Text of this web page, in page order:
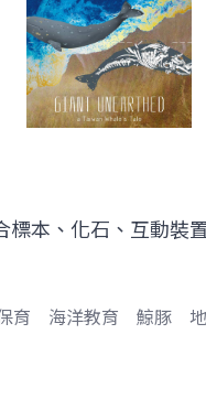
標本、化石、互動裝
育 海洋教育 鯨豚